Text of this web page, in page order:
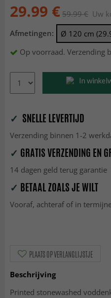
29.99 € 59.99 € Uw
Afmetingen:
Op voorraad. Verzending
In
✓ SNELLE LEVERTIJD
Verzending binnen 1-2
✓ GRATIS VERZENDING EN
14 dagen geld terug garantie
✓ BETAAL ZOALS JE WILT
Vooraf, achteraf of in
PLAATS OP VERLANGLIJSTJE
Beschrijving
Printed stonewashed